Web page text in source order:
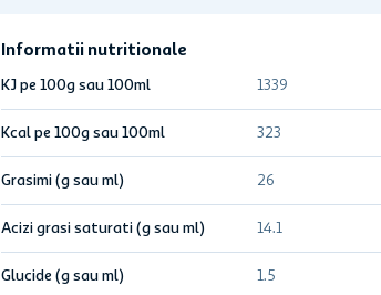
Informatii nutritionale
KJ pe 100g sau 100ml 1339
Kcal pe 100g sau 100ml 323
Grasimi (g sau ml) 26
Acizi grasi saturati (g sau ml) 14.1
Glucide (g sau ml) 1.5